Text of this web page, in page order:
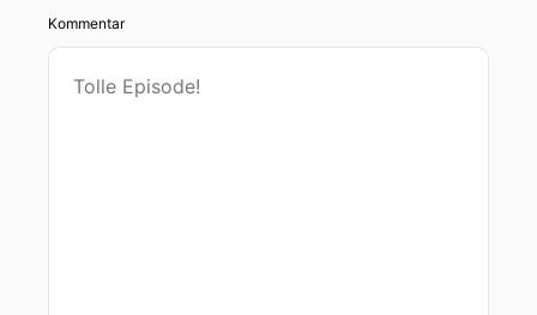
Kommentar